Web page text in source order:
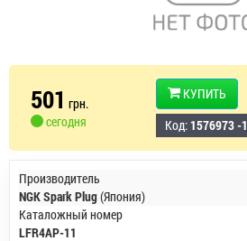
501 грн.
сегодня
КУПИТЬ
Код: 1576973 -1
Производитель
NGK Spark Plug(Япония)
Каталожный номер
LFR4AP-11